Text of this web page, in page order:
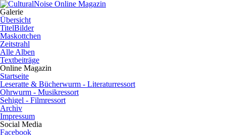
Galerie
Übersicht
TitelBilder
Maskottchen
Zeitstrahl
Alle Alben
Textbeiträge
Online Magazin
Startseite
Leseratte & Bücherwurm - Literaturressort
Ohrwurm - Musikressort
Sehigel - Filmressort
Archiv
Impressum
Social Media
Facebook